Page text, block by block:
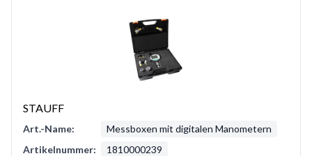
STAUFF
Art.-Name:
Messboxen mit digitalen Manometern
Artikelnummer:
1810000239